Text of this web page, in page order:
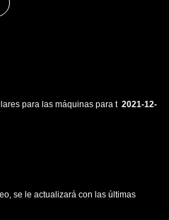
para las máquinas para t 2021-12-
se le actualizará con las últimas